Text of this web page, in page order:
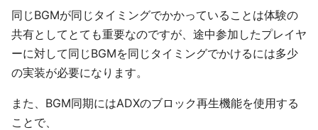
同じBGMが同じタイミングでかかっていることは体験の
共有としてとても重要なのですが、途中参加したプレイヤ
ーに対して同じBGMを同じタイミングでかけるには多少
の実装が必要になります。
また、BGM同期にはADXのブロック再生機能を使用する
ことで、